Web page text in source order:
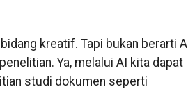
kreatif. Tapi bukan berarti AI
Ya, melalui AI kita dapat
studi dokumen seperti